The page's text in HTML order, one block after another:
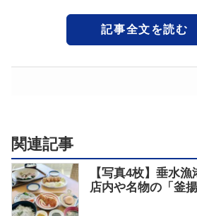
記事全文を読む
関連記事
【写真4枚】垂水
店内や名物の「釜